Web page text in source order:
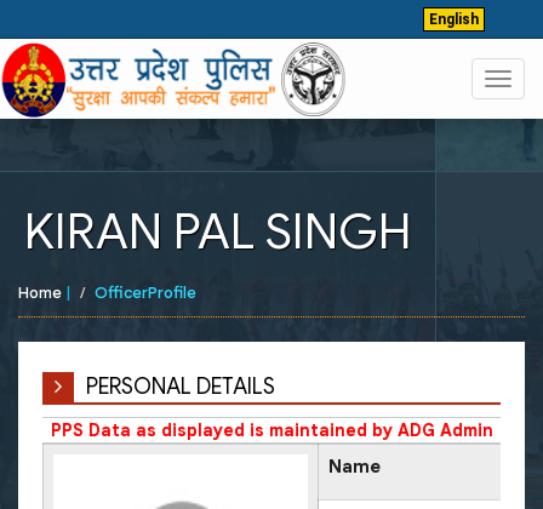
English
KIRAN PAL SINGH
Home | OfficerProfile
PERSONAL DETAILS
PPS Data as displayed is maintained by ADG Admin
Name